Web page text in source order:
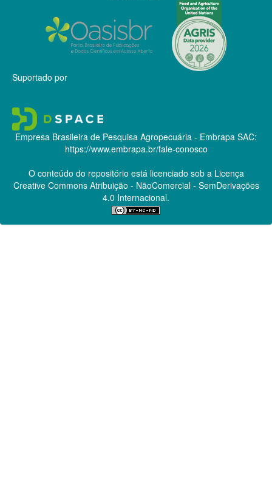
Suportado por
Empresa Brasileira de Pesquisa Agropecuária - Embrapa SAC:
https://www.embrapa.br/fale-conosco
O conteúdo do repositório está licenciado sob a Licença
Creative CommonsAtribuição - NãoComercial - SemDerivações
4.0 Internacional.